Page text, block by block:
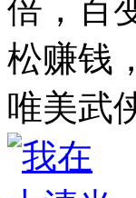
倍，百
松赚钱
唯美武